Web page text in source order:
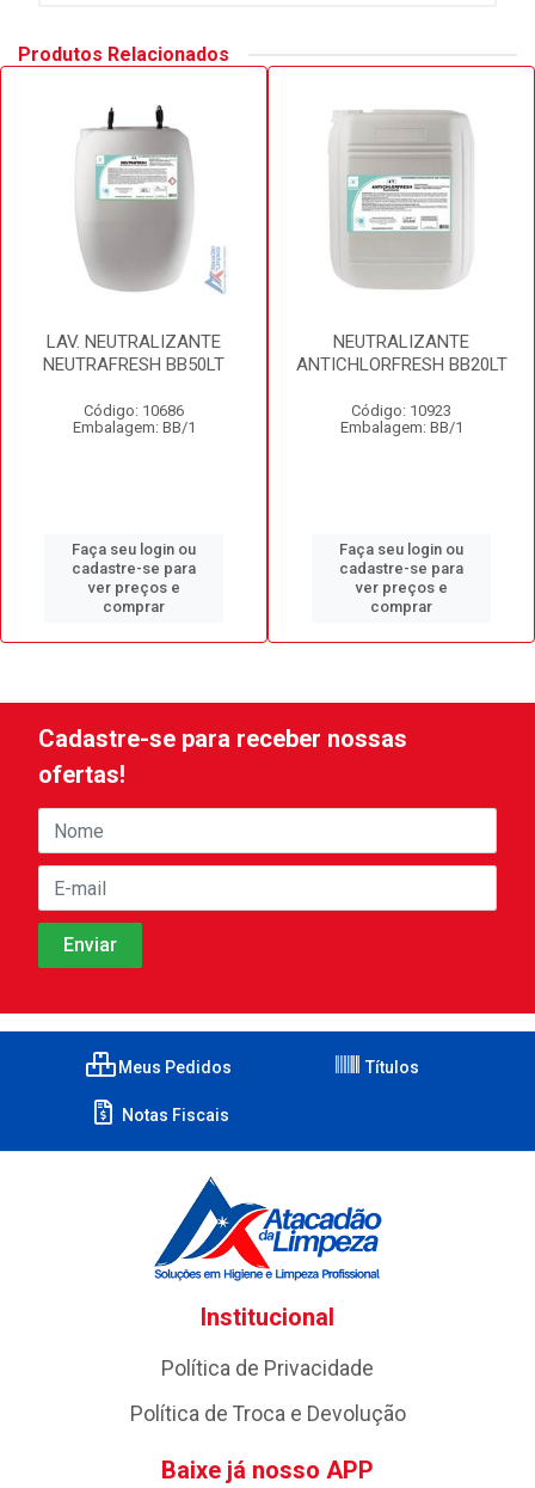
Produtos Relacionados
LAV. NEUTRALIZANTE
NEUTRAFRESH BB50LT
Código: 10686
Embalagem: BB/1
Faça seu login ou
cadastre-se para
ver preços e
comprar
NEUTRALIZANTE
ANTICHLORFRESH BB20LT
Código: 10923
Embalagem: BB/1
Faça seu login ou
cadastre-se para
ver preços e
comprar
Cadastre-se para receber nossas
ofertas!
Meus Pedidos Títulos
Notas Fiscais
Institucional
Política de Privacidade
Política de Troca e Devolução
Baixe já nosso APP